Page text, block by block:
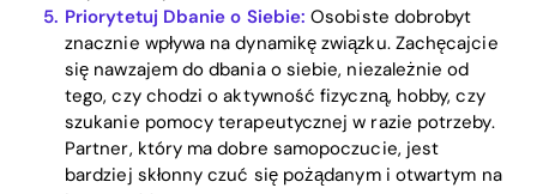
Priorytetuj Dbanie o Siebie: Osobiste dobrobyt
znacznie wpływa na dynamikę związku. Zachęcajcie
się nawzajem do dbania o siebie, niezależnie od
tego, czy chodzi o aktywność fizyczną, hobby, czy
szukanie pomocy terapeutycznej w razie potrzeby.
Partner, który ma dobre samopoczucie, jest
bardziej skłonny czuć się pożądanym i otwartym na